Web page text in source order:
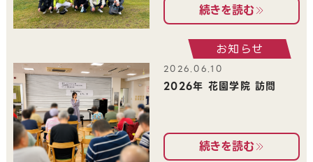
続きを読む
お知らせ
2026.06.10
2026年 花園学院 訪問
続きを読む